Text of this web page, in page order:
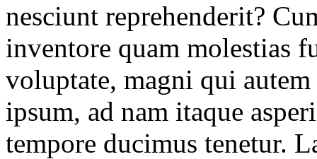
nesciunt reprehenderit?
inventore quam molestias
voluptate, magni qui
ipsum, ad nam itaque
tempore ducimus tenetur.